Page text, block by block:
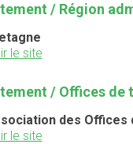
/ Région
le site
/ Offices de
des Offices
le site